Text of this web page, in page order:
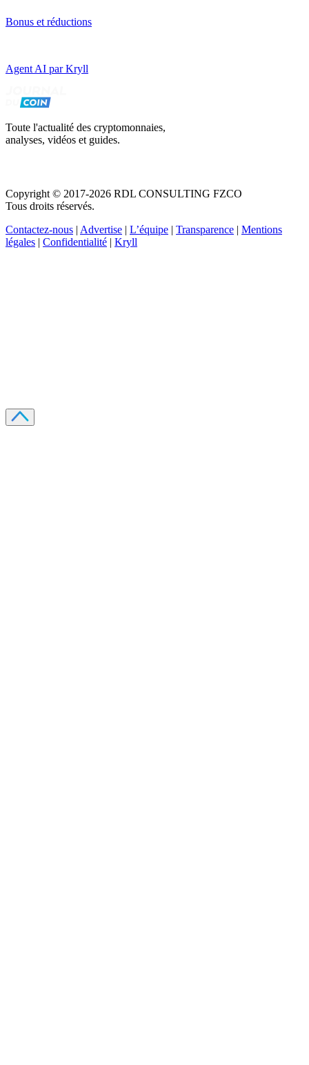
Bonus et réductions
Agent AI par Kryll
Toute l'actualité des cryptomonnaies,
analyses, vidéos et guides.
Copyright © 2017-2026 RDL CONSULTING FZCO
Tous droits réservés.
Contactez-nous | Advertise | L’équipe | Transparence | Mentions
légales | Confidentialité | Kryll